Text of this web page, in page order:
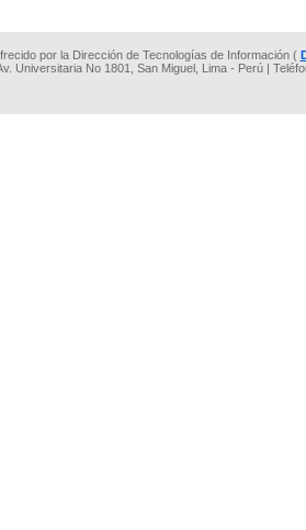
por la Dirección de Tecnologías de Información (
Universitaria No 1801, San Miguel, Lima - Perú |